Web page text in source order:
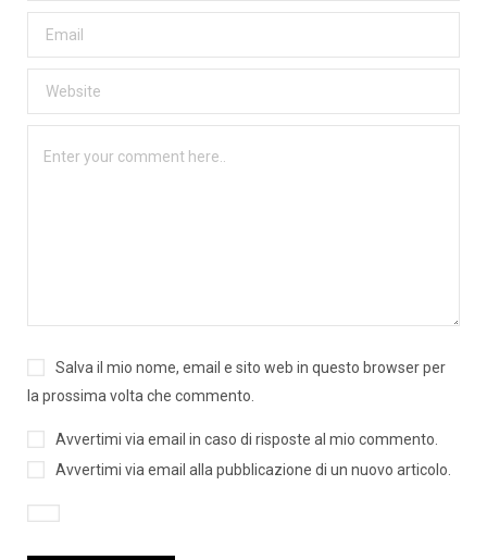
Salva il mio nome, email e sito web in questo browser per
la prossima volta che commento.
Avvertimi via email in caso di risposte al mio commento.
Avvertimi via email alla pubblicazione di un nuovo articolo.